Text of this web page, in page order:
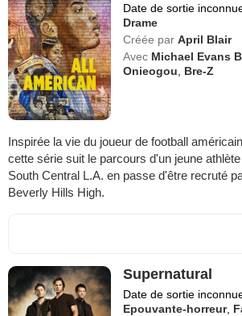
Date de sortie
Drame
Créée par April Blair
Avec Michael Evans
Onieogou
Bre-Z
Inspirée la vie du joueur de football
cette série suit le parcours d'un jeune
South Central L.A. en passe d'être recruté
Beverly Hills High.
Supernatural
Date de sortie
Epouvante-horreur,